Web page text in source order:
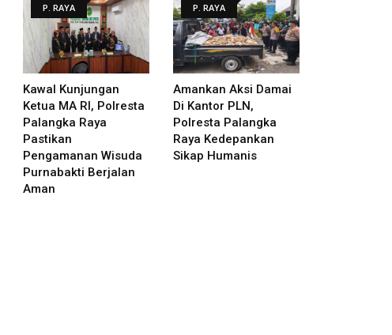
P. RAYA
Kawal Kunjungan
Ketua MA RI, Polresta
Palangka Raya
Pastikan
Pengamanan Wisuda
Purnabakti Berjalan
Aman
P. RAYA
Amankan Aksi Damai
Di Kantor PLN,
Polresta Palangka
Raya Kedepankan
Sikap Humanis